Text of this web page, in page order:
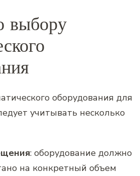
выбору
оборудования для
учитывать несколько
: оборудование должно
на конкретный объем